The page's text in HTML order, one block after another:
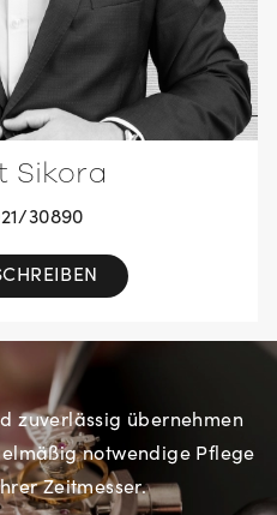
Sikora
30890
zuverlässig übernehmen
notwendige Pflege
Zeitmesser.